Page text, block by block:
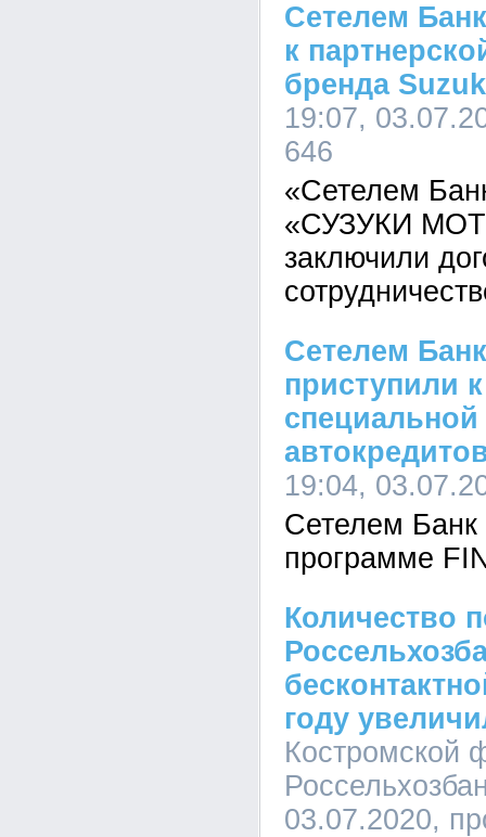
Сетелем
к
бренда
19:07,
646
«Сетелем
«СУЗУКИ
заключили
Сетелем
приступили
19:04,
Сетелем Банк
программе
Количество
году
Костромской
03.07.2020,